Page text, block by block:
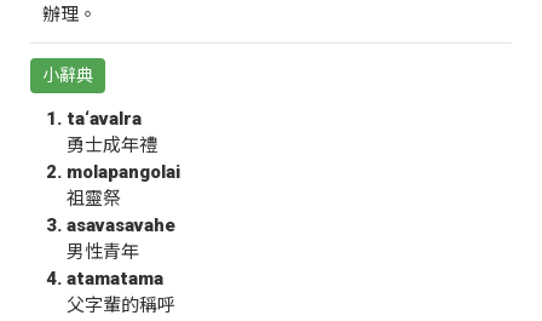
辦理。
小辭典
ta‘avalra
勇士成年禮
molapangolai
祖靈祭
asavasavahe
男性青年
atamatama
父字輩的稱呼